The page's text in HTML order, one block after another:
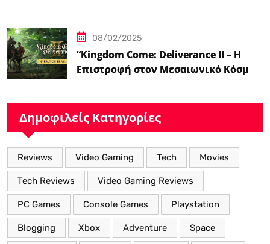
08/02/2025
“Kingdom Come: Deliverance II – Η
Επιστροφή στον Μεσαιωνικό Κόσμο
Δημοφιλείς Κατηγορίες
Reviews Video Gaming Tech Movies
Tech Reviews Video Gaming Reviews
PC Games Console Games Playstation
Blogging Xbox Adventure Space